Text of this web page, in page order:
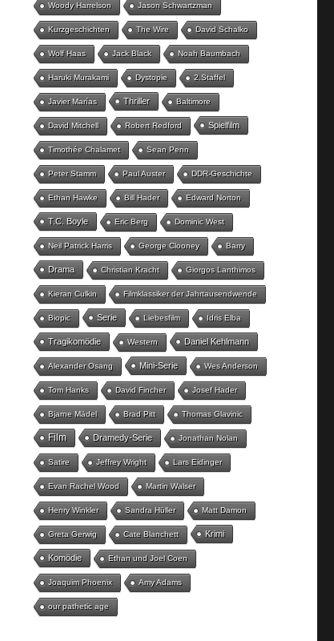
Woody Harrelson Jason Schwartzman
Kurzgeschichten The Wire David Schalko
Wolf Haas Jack Black Noah Baumbach
Haruki Murakami Dystopie 2.Staffel
Javier Marías Thriller Baltimore
David Mitchell Robert Redford Spielfilm
Timothée Chalamet Sean Penn
Peter Stamm Paul Auster DDR-Geschichte
Ethan Hawke Bill Hader Edward Norton
T.C. Boyle Eric Berg Dominic West
Neil Patrick Harris George Clooney Barry
Drama Christian Kracht Giorgos Lanthimos
Kieran Culkin Filmklassiker der Jahrtausendwende
Biopic Serie Liebesfilm Idris Elba
Tragikomödie Western Daniel Kehlmann
Alexander Osang Mini-Serie Wes Anderson
Tom Hanks David Fincher Josef Hader
Bjarne Mädel Brad Pitt Thomas Glavinic
Film Dramedy-Serie Jonathan Nolan
Satire Jeffrey Wright Lars Eidinger
Evan Rachel Wood Martin Walser
Henry Winkler Sandra Hüller Matt Damon
Greta Gerwig Cate Blanchett Krimi
Komödie Ethan und Joel Coen
Joaquim Phoenix Amy Adams
our pathetic age